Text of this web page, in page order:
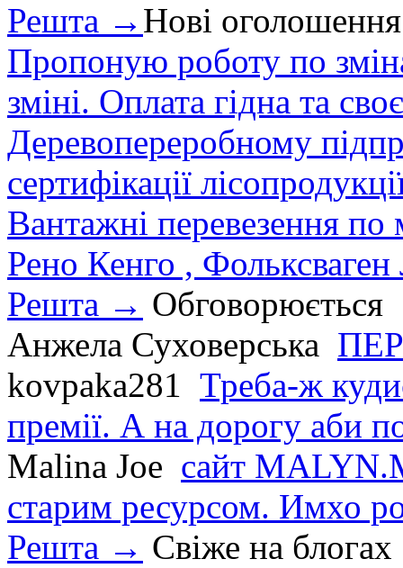
Решта → Нові оголошення
Пропоную роботу по
зміні. Оплата гідна та
Деревопереробному
сертифікації
Вантажні перевезення по
Рено Кенго ,
Решта → Обговорюється
Анжела Суховерська
kovpaka281 Треба-ж
премії. А на дорогу аби
Malina Joe сайт
старим ресурсом. Имхо
Решта → Свіже на блогах